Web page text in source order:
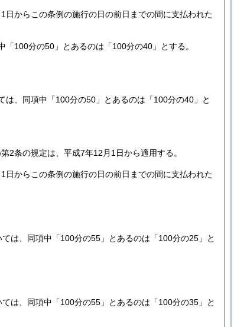
からこの条例の施行の日の前日までの間に支払われた
100分の50」とあるのは「100分の40」とする。
、同項中「100分の50」とあるのは「100分の40」と
第2条の規定は、平成7年12月1日から適用する。
からこの条例の施行の日の前日までの間に支払われた
は、同項中「100分の55」とあるのは「100分の25」と
は、同項中「100分の55」とあるのは「100分の35」と